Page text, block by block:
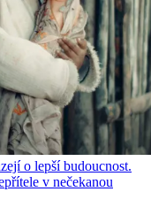
o lepší budoucnost.
v nečekanou